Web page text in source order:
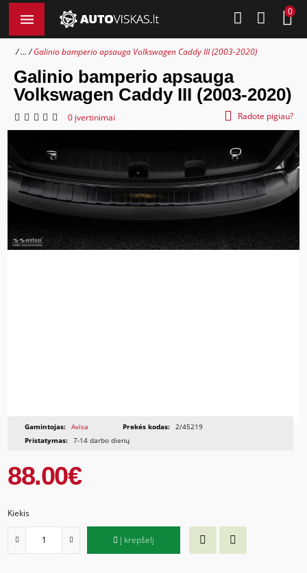
0
... Galinio bamperio apsauga Volkswagen Caddy III (2003-2020)
Galinio bamperio apsauga
Volkswagen Caddy III (2003-2020)
0 įvertinimai Radote pigiau?
Gamintojas: Avisa Prekės kodas: 2/45219
Pristatymas: 7-14 darbo dienų
88.00€
Kiekis
Į krepšelį